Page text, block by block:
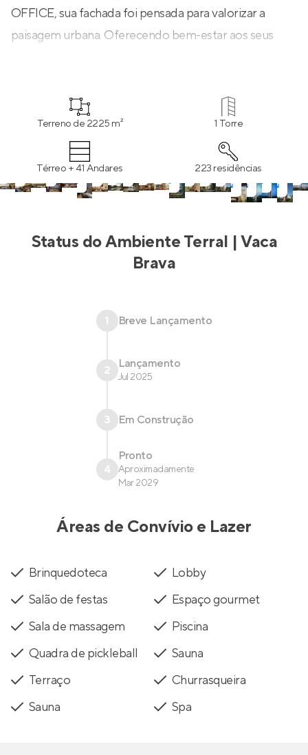
OFFICE, sua fachada foi pensada para valorizar a
paisagem urbana. Oferecendo bem-estar aos seus
aproveitar de maneira única!
Terreno de 2225 m² 1 Torre
Térreo + 41 Andares 223 residências
Status doAmbiente Terral | Vaca
Brava
1 Breve Lançamento
2 Lançamento
Jul 2025
3 Em Construção
4
Pronto
Aproximadamente
Mar 2029
Áreas de Convívio e Lazer
Brinquedoteca
Lobby
Salão de festas
Espaço gourmet
Sala de massagem
Piscina
Quadra de pickleball
Sauna
Terraço
Churrasqueira
Sauna
Spa